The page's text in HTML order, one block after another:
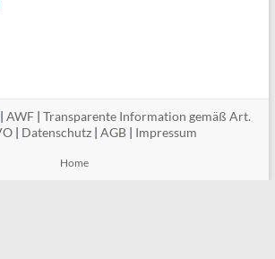
|AWF |Transparente Information gemäß Art.
| Datenschutz| AGB| Impressum
Home